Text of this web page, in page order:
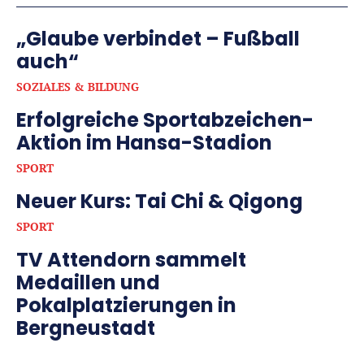
„Glaube verbindet – Fußball
auch“
SOZIALES & BILDUNG
Erfolgreiche Sportabzeichen-
Aktion im Hansa-Stadion
SPORT
Neuer Kurs: Tai Chi & Qigong
SPORT
TV Attendorn sammelt
Medaillen und
Pokalplatzierungen in
Bergneustadt